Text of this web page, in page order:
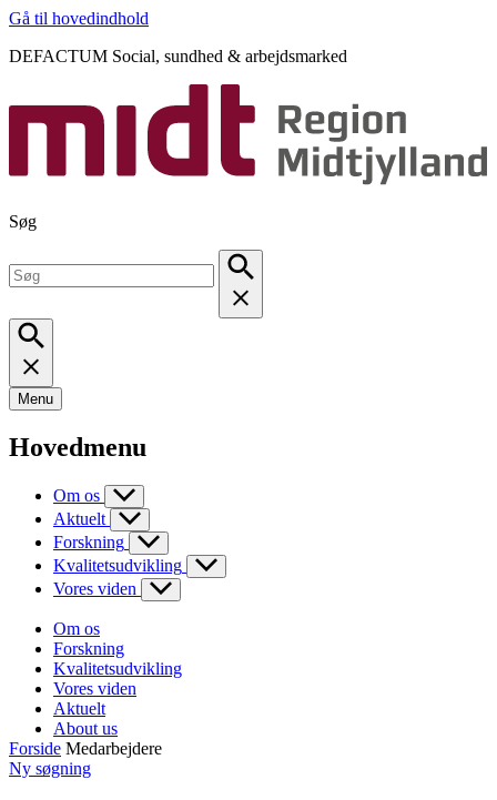
Gå til hovedindhold
DEFACTUM Social, sundhed & arbejdsmarked
Søg
Menu
Hovedmenu
Om os
Aktuelt
Forskning
Kvalitetsudvikling
Vores viden
Om os
Forskning
Kvalitetsudvikling
Vores viden
Aktuelt
About us
Forside Medarbejdere
Ny søgning